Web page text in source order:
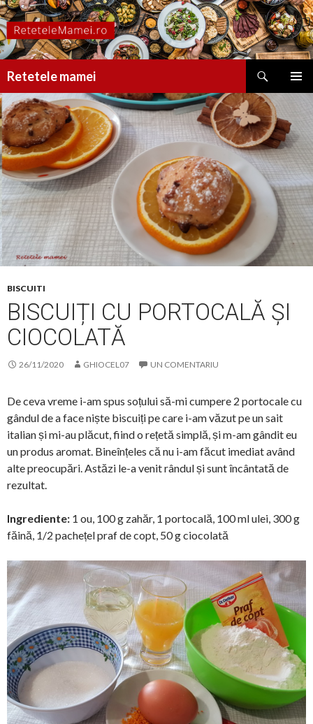
Retetele mamei
LA
CONȚINUT
BISCUITI
BISCUIȚI CU PORTOCALĂ ȘI
CIOCOLATĂ
26/11/2020 GHIOCEL07 UN COMENTARIU
De ceva vreme i-am spus soțului să-mi cumpere 2 portocale cu
gândul de a face niște biscuiți pe care i-am văzut pe un sait
italian și mi-au plăcut, fiind o rețetă simplă, și m-am gândit eu
un produs aromat. Bineînțeles că nu i-am făcut imediat având
alte preocupări. Astăzi le-a venit rândul și sunt încântată de
rezultat.
Ingrediente: 1 ou, 100 g zahăr, 1 portocală, 100 ml ulei, 300 g
făină, 1/2 pachețel praf de copt, 50 g ciocolată